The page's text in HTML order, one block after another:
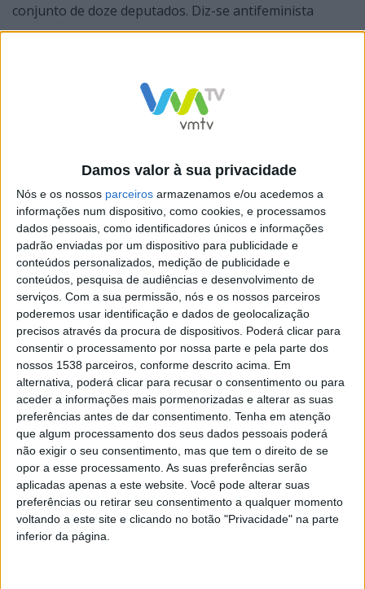
Damos valor à sua privacidade
Nós e os nossos parceiros armazenamos e/ou acedemos a
informações num dispositivo, como cookies, e processamos
dados pessoais, como identificadores únicos e informações
padrão enviadas por um dispositivo para publicidade e
conteúdos personalizados, medição de publicidade e
conteúdos, pesquisa de audiências e desenvolvimento de
serviços. Com a sua permissão, nós e os nossos parceiros
poderemos usar identificação e dados de geolocalização
precisos através da procura de dispositivos. Poderá clicar para
consentir o processamento por nossa parte e pela parte dos
nossos 1538 parceiros, conforme descrito acima. Em
alternativa, poderá clicar para recusar o consentimento ou para
aceder a informações mais pormenorizadas e alterar as suas
preferências antes de dar consentimento. Tenha em atenção
que algum processamento dos seus dados pessoais poderá
não exigir o seu consentimento, mas que tem o direito de se
opor a esse processamento. As suas preferências serão
aplicadas apenas a este website. Você pode alterar suas
preferências ou retirar seu consentimento a qualquer momento
voltando a este site e clicando no botão "Privacidade" na parte
inferior da página.
conjunto de doze deputados. Diz-se antifeminista
porque considera que a luta feminista “deixa-nos
que pode haver entre homem e mulher é
Joana Amaral Dias, comentadora CNN, acusa Rita
Matias de ter “vergonha das ideias” do seu partido e de
ser “cobarde” por não assumir “o que tem sido repetido
por André Ventura e Chega”.
Pode assistir à entrevistaaqui .
Legislativas 2022: Marisa
Matias diz que a prioridade
na Albufeira da Caniçada
Exposição itinerante “Viagem
Cigana” chega a Fornelos na